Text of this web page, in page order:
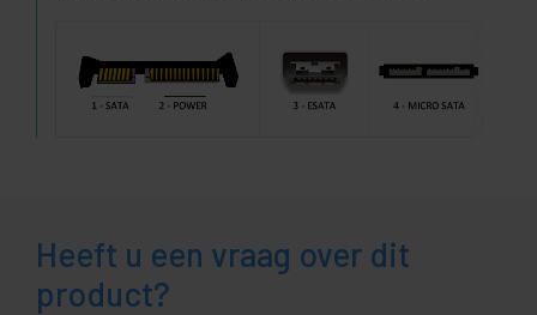
Heeft u een vraag over dit
product?